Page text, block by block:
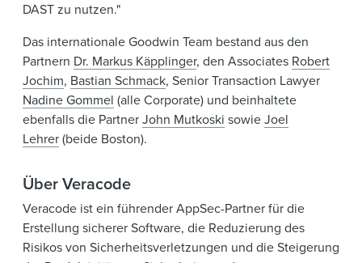
DAST zu nutzen."
Das internationale Goodwin Team bestand aus den
Partnern Dr. Markus Käpplinger, den Associates Robert
Jochim, Bastian Schmack, Senior Transaction Lawyer
Nadine Gommel (alle Corporate) und beinhaltete
ebenfalls die PartnerJohn Mutkoski sowieJoel
Lehrer(beide Boston).
Über Veracode
Veracode ist ein führender AppSec-Partner für die
Erstellung sicherer Software, die Reduzierung des
Risikos von Sicherheitsverletzungen und die Steigerung